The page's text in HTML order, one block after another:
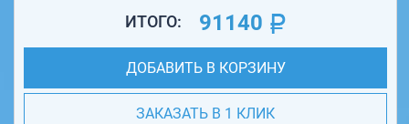
ИТОГО: 91140
ДОБАВИТЬ В КОРЗИНУ
ЗАКАЗАТЬ В 1 КЛИК